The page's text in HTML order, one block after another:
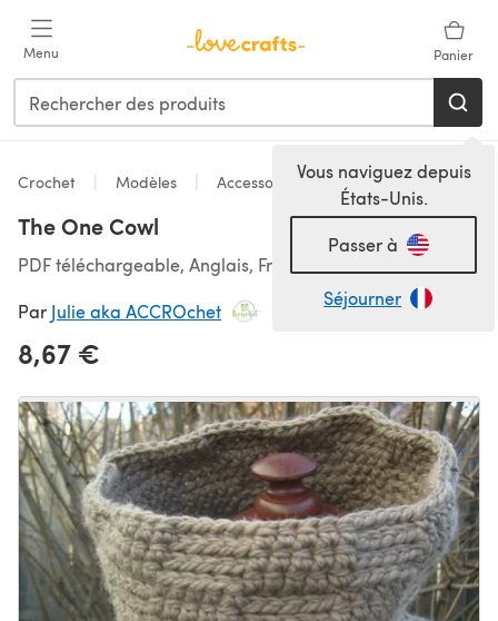
Menu Panier
Vous naviguez depuis
États-Unis.
Passer à
Séjourner
Crochet Modèles Accessoires
The One Cowl
PDF téléchargeable, Anglais, Français
Par Julie aka ACCROchet
8,67 €